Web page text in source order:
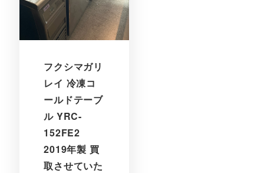
フクシマガリ
レイ 冷凍コ
ールドテーブ
ル YRC-
152FE2
2019年製 買
取させていた